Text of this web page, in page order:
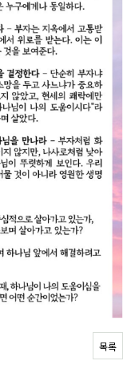
목록